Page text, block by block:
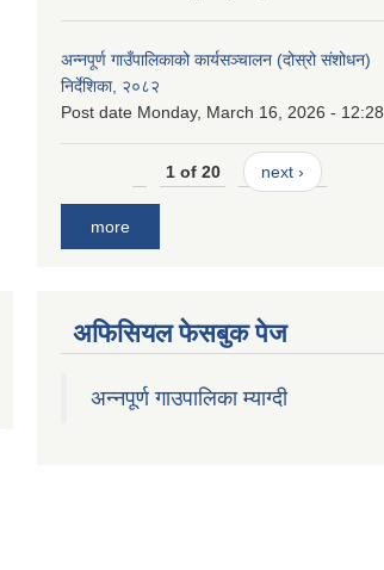
अन्नपूर्ण गाउँपालिकाको कार्यसञ्चालन (दोस्रो संशोधन)
निर्देशिका, २०८२
Post date Monday, March 16, 2026 - 12:28
1 of 20 next ›
more
अफिसियल फेसबुक पेज
अन्नपूर्ण गाउपालिका म्याग्दी